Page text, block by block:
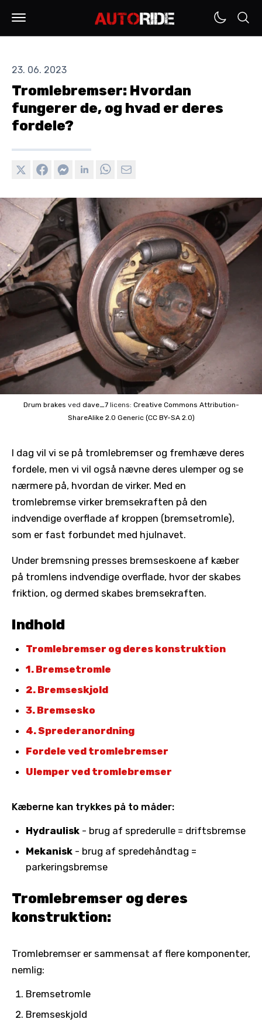
23. 06. 2023
Tromlebremser: Hvordan
fungerer de, og hvad er deres
fordele?
Drum brakes ved dave_7 licens: Creative Commons Attribution-
ShareAlike 2.0 Generic (CC BY-SA 2.0)
I dag vil vi se på tromlebremser og fremhæve deres
fordele, men vi vil også nævne deres ulemper og se
nærmere på, hvordan de virker. Med en
tromlebremse virker bremsekraften på den
indvendige overflade af kroppen (bremsetromle),
som er fast forbundet med hjulnavet.
Under bremsning presses bremseskoene af kæber
på tromlens indvendige overflade, hvor der skabes
friktion, og dermed skabes bremsekraften.
Indhold
Tromlebremser og deres konstruktion
1. Bremsetromle
2. Bremseskjold
3. Bremsesko
4. Sprederanordning
Fordele ved tromlebremser
Ulemper ved tromlebremser
Kæberne kan trykkes på to måder:
Hydraulisk - brug af sprederulle = driftsbremse
Mekanisk - brug af spredehåndtag =
parkeringsbremse
Tromlebremser og deres
konstruktion:
Tromlebremser er sammensat af flere komponenter,
nemlig:
Bremsetromle
Bremseskjold